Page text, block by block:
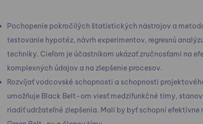
Pochopenie pokročilých štatistických nástrojov a
testovanie hypotéz, návrh experimentov, regresnú
techniky. Cieľom je účastníkom ukázať zručnosťami na
komplexných údajov a na zlepšenie procesov.
Rozvíjať vodcovské schopnosti a schopnosti
umožňuje Black Belt-om viesť medzifunkčné tímy,
riadiť udržateľné zlepšenia. Mali by byť schopní